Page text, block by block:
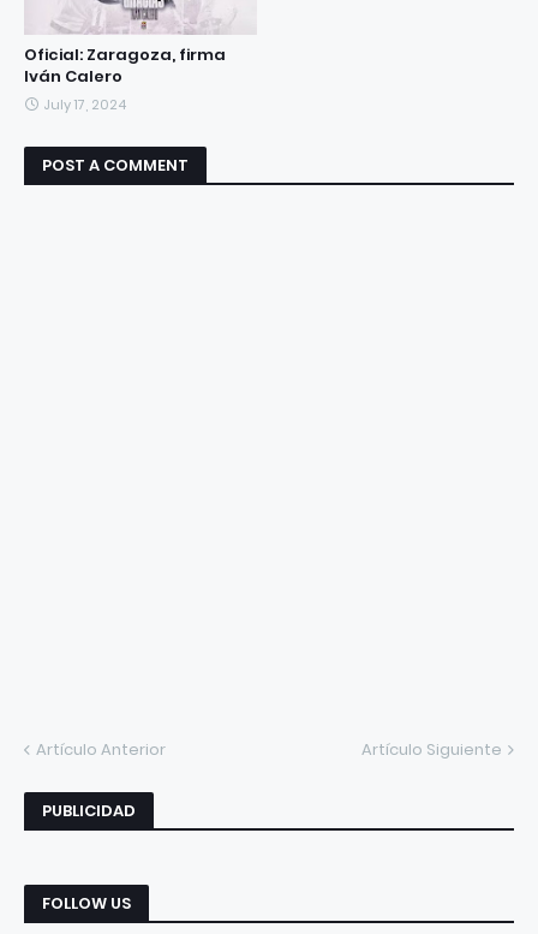
Oficial: Zaragoza, firma
Iván Calero
July 17, 2024
POST A COMMENT
Artículo Anterior Artículo Siguiente
PUBLICIDAD
FOLLOW US